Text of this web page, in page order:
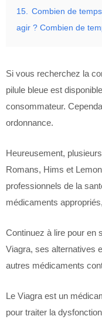
15. Combien de
agir ? Combien de
Si vous recherchez la
pilule bleue est
consommateur.
ordonnance.
Heureusement,
Romans, Hims et
professionnels de la
médicaments
Continuez à lire pour en
Viagra, ses alternatives
autres médicaments
Le Viagra est un
pour traiter la